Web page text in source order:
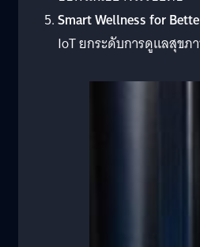
Smart Wellness for
IoT ยกระดับการดูแลสุขภ